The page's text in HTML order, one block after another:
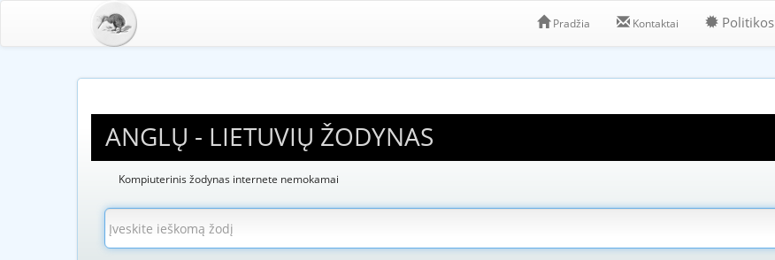
Pradžia Kontaktai Politikos
ANGLŲ - LIETUVIŲ ŽODYNAS
Kompiuterinis žodynas internete nemokamai